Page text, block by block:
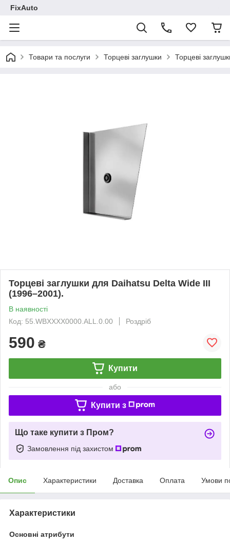
FixAuto
Товари та послуги Торцеві заглушки Торцеві
Торцеві заглушки для Daihatsu Delta Wide III
(1996–2001).
В наявності
Код: 55.WBXXXX0000.ALL.0.00
Роздріб
590 ₴
Купити
або
Купити з
Що таке купити з Пром?
Замовлення під захистом
Опис Характеристики Доставка Оплата Умови
Характеристики
Основні атрибути